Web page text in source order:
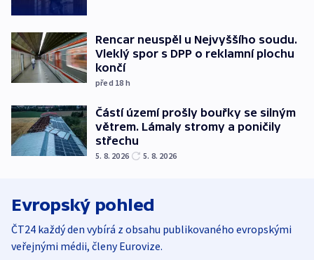
Rencar neuspěl u Nejvyššího soudu.
Vleklý spor s DPP o reklamní plochu
končí
před 18 h
Částí území prošly bouřky se silným
větrem. Lámaly stromy a poničily
střechu
5. 8. 2026 5. 8. 2026
Evropský pohled
ČT24 každý den vybírá z obsahu publikovaného evropskými
veřejnými médii, členy Eurovize.